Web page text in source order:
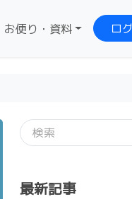
お便り・資料 ロ
最新記事